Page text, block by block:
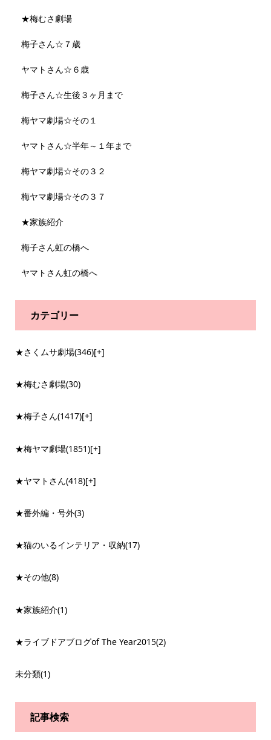
★梅むさ劇場
梅子さん☆７歳
ヤマトさん☆６歳
梅子さん☆生後３ヶ月まで
梅ヤマ劇場☆その１
ヤマトさん☆半年～１年まで
梅ヤマ劇場☆その３２
梅ヤマ劇場☆その３７
★家族紹介
梅子さん虹の橋へ
ヤマトさん虹の橋へ
カテゴリー
★さくムサ劇場(346)[+]
★梅むさ劇場(30)
★梅子さん(1417)[+]
★梅ヤマ劇場(1851)[+]
★ヤマトさん(418)[+]
★番外編・号外(3)
★猫のいるインテリア・収納(17)
★その他(8)
★家族紹介(1)
★ライブドアブログof The Year2015(2)
未分類(1)
記事検索